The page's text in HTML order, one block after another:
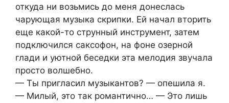
откуда ни возьмись до меня донеслась
чарующая музыка скрипки. Ей начал вторить
еще какой-то струнный инструмент, затем
подключился саксофон, на фоне озерной
глади и уютной беседки эта мелодия звучала
просто волшебно.
— Ты пригласил музыкантов? — опешила я.
— Милый, это так романтично… — Это лишь